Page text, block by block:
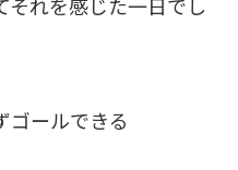
それを感じた一日でし
ゴールできる